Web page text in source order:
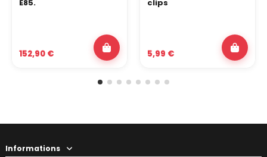
E85.
152,90 €
clips
5,99 €
Informations